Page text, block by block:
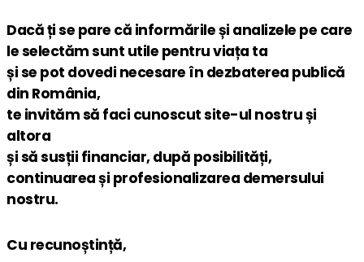
Dacă ți se pare că informările și analizele pe care
le selectăm sunt utile pentru viața ta
și se pot dovedi necesare în dezbaterea publică
din România,
te invităm să faci cunoscut site-ul nostru și
altora
și să susții financiar, după posibilități,
continuarea și profesionalizarea demersului
nostru.
Cu recunoștință,